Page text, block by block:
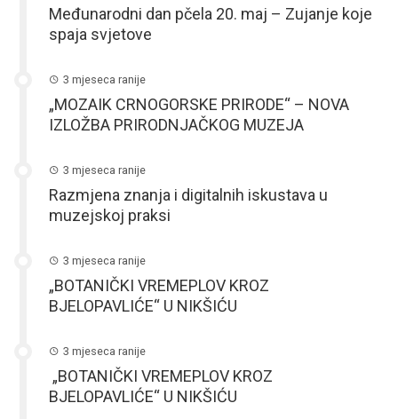
Međunarodni dan pčela 20. maj – Zujanje koje
spaja svjetove
3 mjeseca ranije
„MOZAIK CRNOGORSKE PRIRODE“ – NOVA
IZLOŽBA PRIRODNJAČKOG MUZEJA
3 mjeseca ranije
Razmjena znanja i digitalnih iskustava u
muzejskoj praksi
3 mjeseca ranije
„BOTANIČKI VREMEPLOV KROZ
BJELOPAVLIĆE“ U NIKŠIĆU
3 mjeseca ranije
„BOTANIČKI VREMEPLOV KROZ
BJELOPAVLIĆE“ U NIKŠIĆU